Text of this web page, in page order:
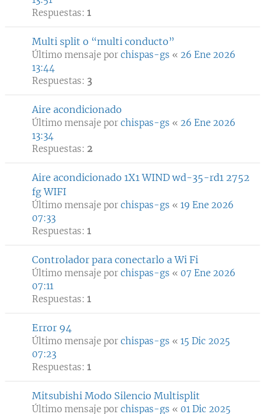
Respuestas: 1
Multi split o “multi conducto”
Último mensaje por chispas-gs « 26 Ene 2026
13:44
Respuestas: 3
Aire acondicionado
Último mensaje por chispas-gs « 26 Ene 2026
13:34
Respuestas: 2
Aire acondicionado 1X1 WIND wd-35-rd1 2752
fg WIFI
Último mensaje por chispas-gs « 19 Ene 2026
07:33
Respuestas: 1
Controlador para conectarlo a Wi Fi
Último mensaje por chispas-gs « 07 Ene 2026
07:11
Respuestas: 1
Error 94
Último mensaje por chispas-gs « 15 Dic 2025
07:23
Respuestas: 1
Mitsubishi Modo Silencio Multisplit
Último mensaje por chispas-gs « 01 Dic 2025